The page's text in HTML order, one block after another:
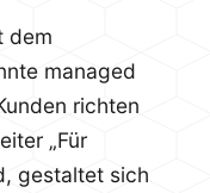
dem
managed
richten
„Für
gestaltet sich